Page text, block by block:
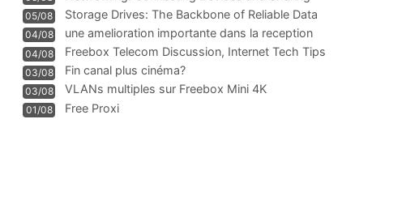
Information
05/08
Storage Drives: The Backbone of Reliable Data
Management
04/08
une amelioration importante dans la reception
WIFI
04/08
Freebox Telecom Discussion, Internet Tech Tips
Communi
03/08 Fin canal plus cinéma?
03/08 VLANs multiples sur Freebox Mini 4K
01/08 Free Proxi